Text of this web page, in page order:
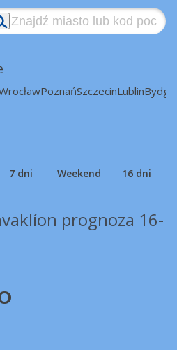
PoznańSzczecinLublin
7 dni Weekend 16 dni
prognoza 16-